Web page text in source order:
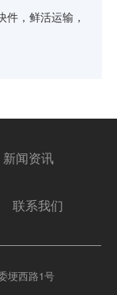
件，鲜活运输，
新闻资讯
联系我们
埂西路1号